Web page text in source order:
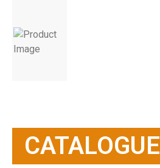
CATALOGUE